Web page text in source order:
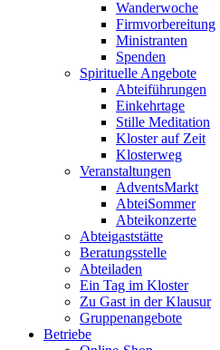
Wanderwoche
Firmvorbereitung
Ministranten
Spenden
Spirituelle Angebote
Abteiführungen
Einkehrtage
Stille Meditation
Kloster auf Zeit
Klosterweg
Veranstaltungen
AdventsMarkt
AbteiSommer
Abteikonzerte
Abteigaststätte
Beratungsstelle
Abteiladen
Ein Tag im Kloster
Zu Gast in der Klausur
Gruppenangebote
Betriebe